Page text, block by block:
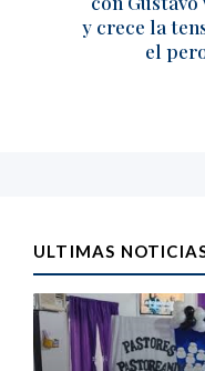
y crece la
el
ULTIMAS